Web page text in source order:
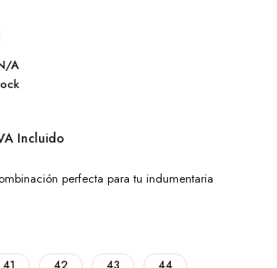
A
Incluido
perfecta para tu indumentaria